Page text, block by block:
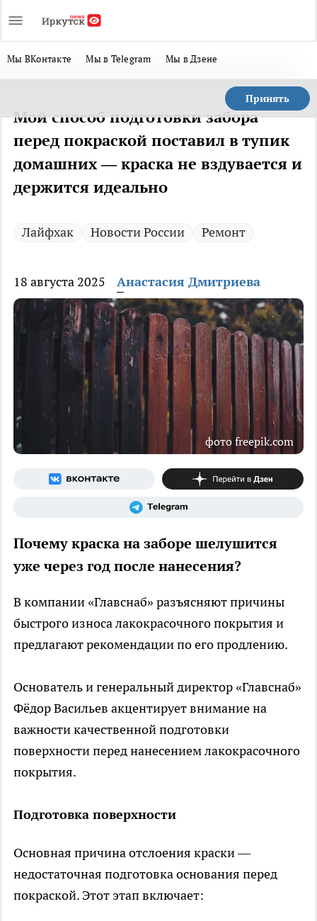
Мы ВКонтакте Мы в Telegram Мы в Дзене
Принять
Мой способ подготовки забора
перед покраской поставил в тупик
домашних — краска не вздувается и
держится идеально
Лайфхак Новости России Ремонт
18 августа 2025 Анастасия Дмитриева
фото freepik.com
Почему краска на заборе шелушится
уже через год после нанесения?
В компании «Главснаб» разъясняют причины
быстрого износа лакокрасочного покрытия и
предлагают рекомендации по его продлению.
Основатель и генеральный директор «Главснаб»
Фёдор Васильев акцентирует внимание на
важности качественной подготовки
поверхности перед нанесением лакокрасочного
покрытия.
Подготовка поверхности
Основная причина отслоения краски —
недостаточная подготовка основания перед
покраской. Этот этап включает: